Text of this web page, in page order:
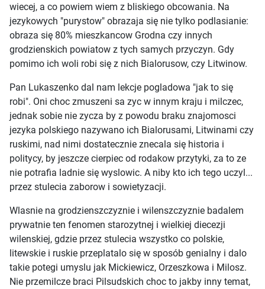
wiecej, a co powiem wiem z bliskiego obcowania. Na
jezykowych "purystow" obrazaja się nie tylko podlasianie:
obraza się 80% mieszkancow Grodna czy innych
grodzienskich powiatow z tych samych przyczyn. Gdy
pomimo ich woli robi się z nich Bialorusow, czy Litwinow.
Pan Lukaszenko dal nam lekcje pogladowa "jak to się
robi". Oni choc zmuszeni sa zyc w innym kraju i milczec,
jednak sobie nie zycza by z powodu braku znajomosci
jezyka polskiego nazywano ich Bialorusami, Litwinami czy
ruskimi, nad nimi dostatecznie znecala się historia i
politycy, by jeszcze cierpiec od rodakow przytyki, za to ze
nie potrafia ladnie się wyslowic. A niby kto ich tego uczyl...
przez stulecia zaborow i sowietyzacji.
Wlasnie na grodzienszczyznie i wilenszczyznie badalem
prywatnie ten fenomen starozytnej i wielkiej diecezji
wilenskiej, gdzie przez stulecia wszystko co polskie,
litewskie i ruskie przeplatalo się w sposób genialny i dalo
takie potegi umyslu jak Mickiewicz, Orzeszkowa i Milosz.
Nie przemilcze braci Pilsudskich choc to jakby inny temat,